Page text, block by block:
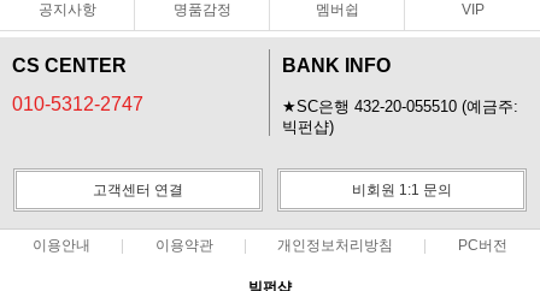
공지사항 명품감정 멤버쉽 VIP
CS CENTER
010-5312-2747
BANK INFO
★SC은행 432-20-055510 (예금주:
빅펀샵)
고객센터 연결 비회원 1:1 문의
이용안내 이용약관 개인정보처리방침 PC버전
빅펀샵